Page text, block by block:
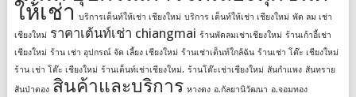
ให้เช่า บริการเต็นท์ให้เช่า เชียงใหม่ บริการ เต็นท์ให้เช่า เชียงใหม่ พัด ลม เช่า
เชียงใหม่ ราคาเต้นท์เช่า chiangmai ร้านพัดลมเช่าเชียงใหม่ ร้านเก้าอี้เช่า
เชียงใหม่ ร้าน เช่า อุปกรณ์ จัด เลี้ยง เชียงใหม่ ร้านเช่าเต็นท์ใกล้ฉัน ร้านเช่า โต๊ะ เชียงใหม่
ร้าน เช่า โต๊ะ เชียงใหม่ ร้านเต็นท์เช่าเชียงใหม่. ร้านโต๊ะเช่าเชียงใหม่ สันกำแพง สันทราย
สันป่าตอง สินค้าและบริการ หางดง อ.กัลยานิวัฒนา อ.จอมทอง